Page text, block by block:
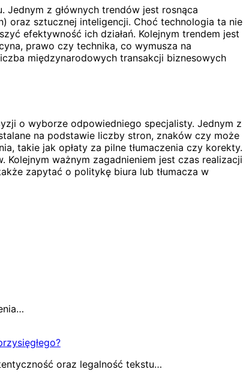
Jednym z głównych trendów jest rosnąca
oraz sztucznej inteligencji. Choć technologia ta nie
efektywność ich działań. Kolejnym trendem jest
prawo czy technika, co wymusza na
międzynarodowych transakcji biznesowych
o wyborze odpowiedniego specjalisty. Jednym z
na podstawie liczby stron, znaków czy może
takie jak opłaty za pilne tłumaczenia czy korekty.
ważnym zagadnieniem jest czas realizacji
zapytać o politykę biura lub tłumacza w
oraz legalność tekstu…